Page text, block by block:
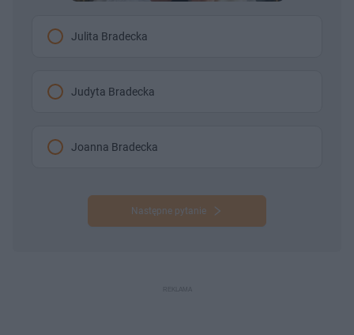
Julita Bradecka
Judyta Bradecka
Joanna Bradecka
Następne pytanie